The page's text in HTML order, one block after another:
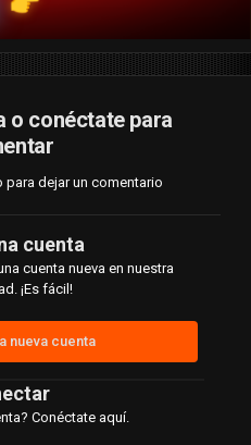
o conéctate para
para dejar un comentario
cuenta
cuenta nueva en nuestra
¡Es fácil!
nueva cuenta
Conéctate aquí.